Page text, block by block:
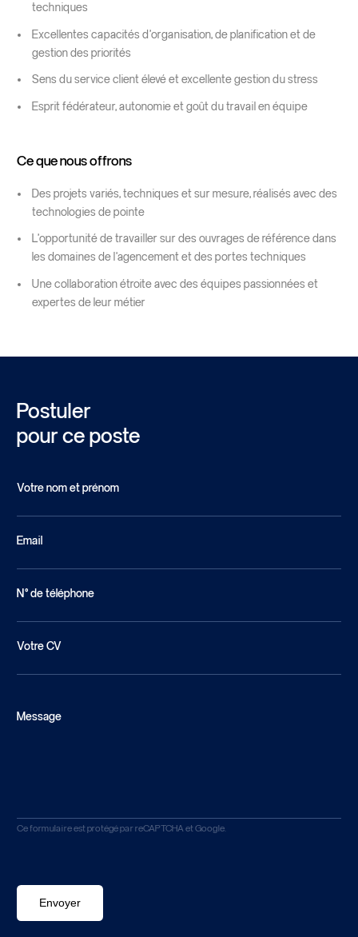
techniques
Excellentes capacités d’organisation, de planification et de
gestion des priorités
Sens du service client élevé et excellente gestion du stress
Esprit fédérateur, autonomie et goût du travail en équipe
Ce que nous offrons
Des projets variés, techniques et sur mesure, réalisés avec des
technologies de pointe
L’opportunité de travailler sur des ouvrages de référence dans
les domaines de l’agencement et des portes techniques
Une collaboration étroite avec des équipes passionnées et
expertes de leur métier
Postuler
pour ce poste
Votre nom et prénom
Email
N° de téléphone
Votre CV
Message
Ce formulaire est protégé par reCAPTCHA et Google.
Envoyer
Envoyer